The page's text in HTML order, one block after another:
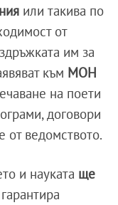
или такива по
от
им за
към МОН
на поети
договори
ведомството.
и науката ще